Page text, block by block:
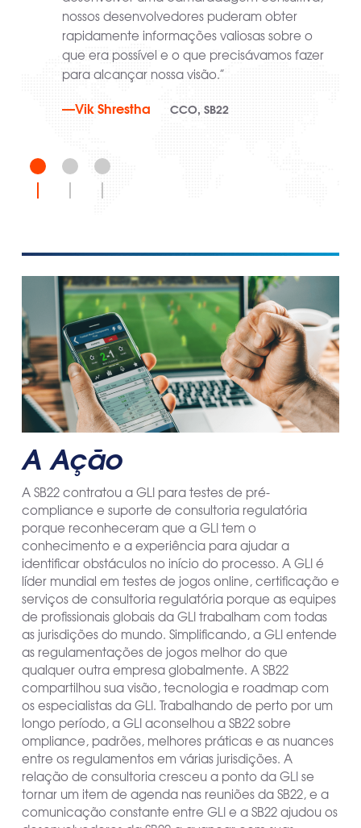
nossos desenvolvedores puderam obter
rapidamente informações valiosas sobre o
que era possível e o que precisávamos fazer
para alcançar nossa visão.”
—Vik Shrestha CCO, SB22
A Ação
A SB22 contratou a GLI para testes de pré-
compliance e suporte de consultoria regulatória
porque reconheceram que a GLI tem o
conhecimento e a experiência para ajudar a
identificar obstáculos no início do processo. A GLI é
líder mundial em testes de jogos online, certificação e
serviços de consultoria regulatória porque as equipes
de profissionais globais da GLI trabalham com todas
as jurisdições do mundo. Simplificando, a GLI entende
as regulamentações de jogos melhor do que
qualquer outra empresa globalmente. A SB22
compartilhou sua visão, tecnologia e roadmap com
os especialistas da GLI. Trabalhando de perto por um
longo período, a GLI aconselhou a SB22 sobre
ompliance, padrões, melhores práticas e as nuances
entre os regulamentos em várias jurisdições. A
relação de consultoria cresceu a ponto da GLI se
tornar um item de agenda nas reuniões da SB22, e a
comunicação constante entre GLI e a SB22 ajudou os